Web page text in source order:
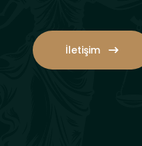
İletişim